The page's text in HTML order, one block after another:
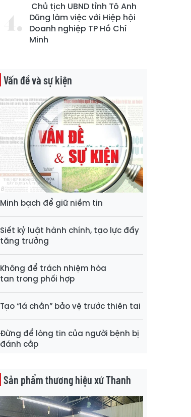
Chủ tịch UBND tỉnh Tô Anh
Dũng làm việc với Hiệp hội
Doanh nghiệp TP Hồ Chí
Minh
Vấn đề và sự kiện
Minh bạch để giữ niềm tin
Siết kỷ luật hành chính, tạo lực đẩy
tăng trưởng
Không để trách nhiệm hòa
tan trong phối hợp
Tạo “lá chắn” bảo vệ trước thiên tai
Đừng để lòng tin của người bệnh bị
đánh cắp
Sản phẩm thương hiệu xứ Thanh